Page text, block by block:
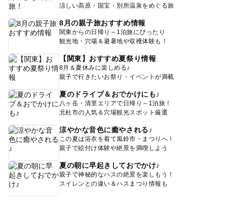
涼しい高原・国宝・別所温泉をめぐる旅
8月の親子旅おすすめ情報
関東からの日帰り～1泊旅にぴったり
観光地・穴場＆避暑地や収穫体験も！
【関東】おすすめ夏祭り情報
8月＆夏休みに楽しめる♪
親子で行きたいお祭り・イベントが満載
夏のドライブ＆おでかけにも♪
八ヶ岳・清里エリアで日帰り～1泊旅！
北杜市の人気＆穴場観光スポット厳選
涼やかな音色に癒やされる♪
この夏は浴衣を着て風鈴市・まつりへ！
親子で絵付け体験や絶景を満喫しよう
夏の朝に早起きしておでかけ♪
親子で神秘的なハスの絶景を楽しもう！
スイレンとの違い＆ハスまつり情報も